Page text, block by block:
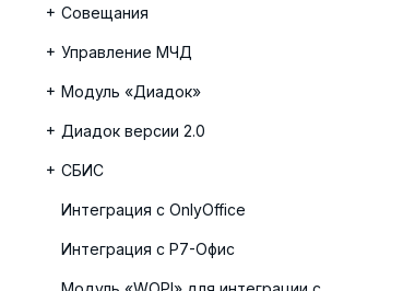
Совещания
Управление МЧД
Модуль «Диадок»
Диадок версии 2.0
СБИС
Интеграция с OnlyOffice
Интеграция с Р7-Офис